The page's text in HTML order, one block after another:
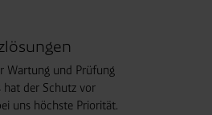
Wartung und Prüfung
hat der Schutz vor
uns höchste Priorität.